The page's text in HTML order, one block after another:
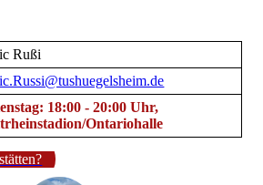
Rußi
18:00 - 20:00 Uhr,
Ontariohalle